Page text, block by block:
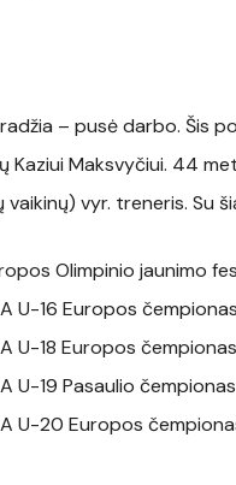
– pusė darbo. Šis
Kaziui Maksvyčiui. 44
vaikinų) vyr. treneris. Su
Olimpinio jaunimo
U-16 Europos
U-18 Europos
U-19 Pasaulio
U-20 Europos